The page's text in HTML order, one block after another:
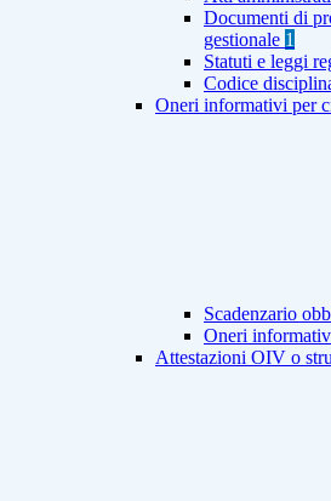
Documenti di
gestionale 1
Statuti e leggi
Codice
Oneri informativi per
Scadenzario
Oneri
Attestazioni OIV o